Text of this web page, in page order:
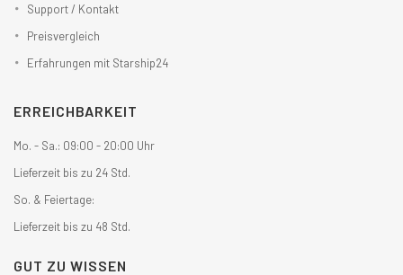
Support / Kontakt
Preisvergleich
Erfahrungen mit Starship24
ERREICHBARKEIT
Mo. - Sa.: 09:00 - 20:00 Uhr
Lieferzeit bis zu 24 Std.
So. & Feiertage:
Lieferzeit bis zu 48 Std.
GUT ZU WISSEN